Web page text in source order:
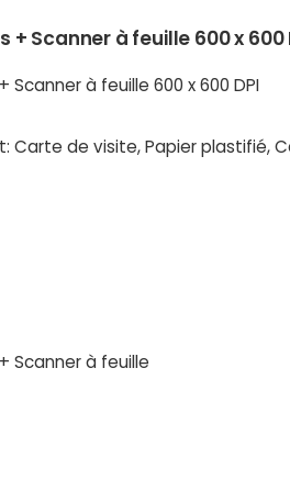
Scanner à feuille 600 x 600
à feuille 600 x 600 DPI
de visite, Papier plastifié,
Scanner à feuille